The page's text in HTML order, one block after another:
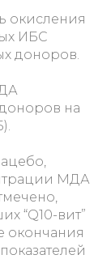
окисления
ИБС
доноров.
на
МДА
“Q10-вит”
окончания